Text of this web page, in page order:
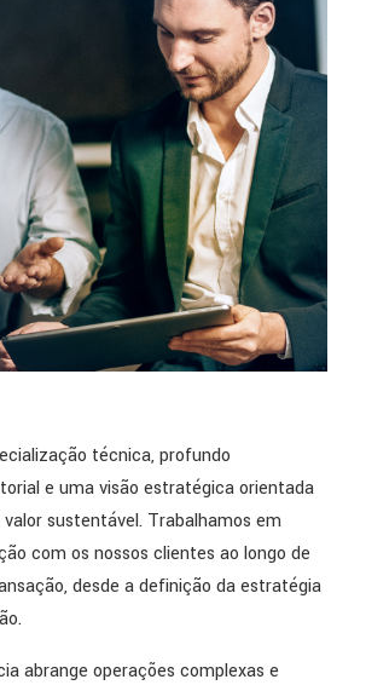
técnica, profundo
e uma visão estratégica orientada
sustentável. Trabalhamos em
com os nossos clientes ao longo de
desde a definição da estratégia
abrange operações complexas e